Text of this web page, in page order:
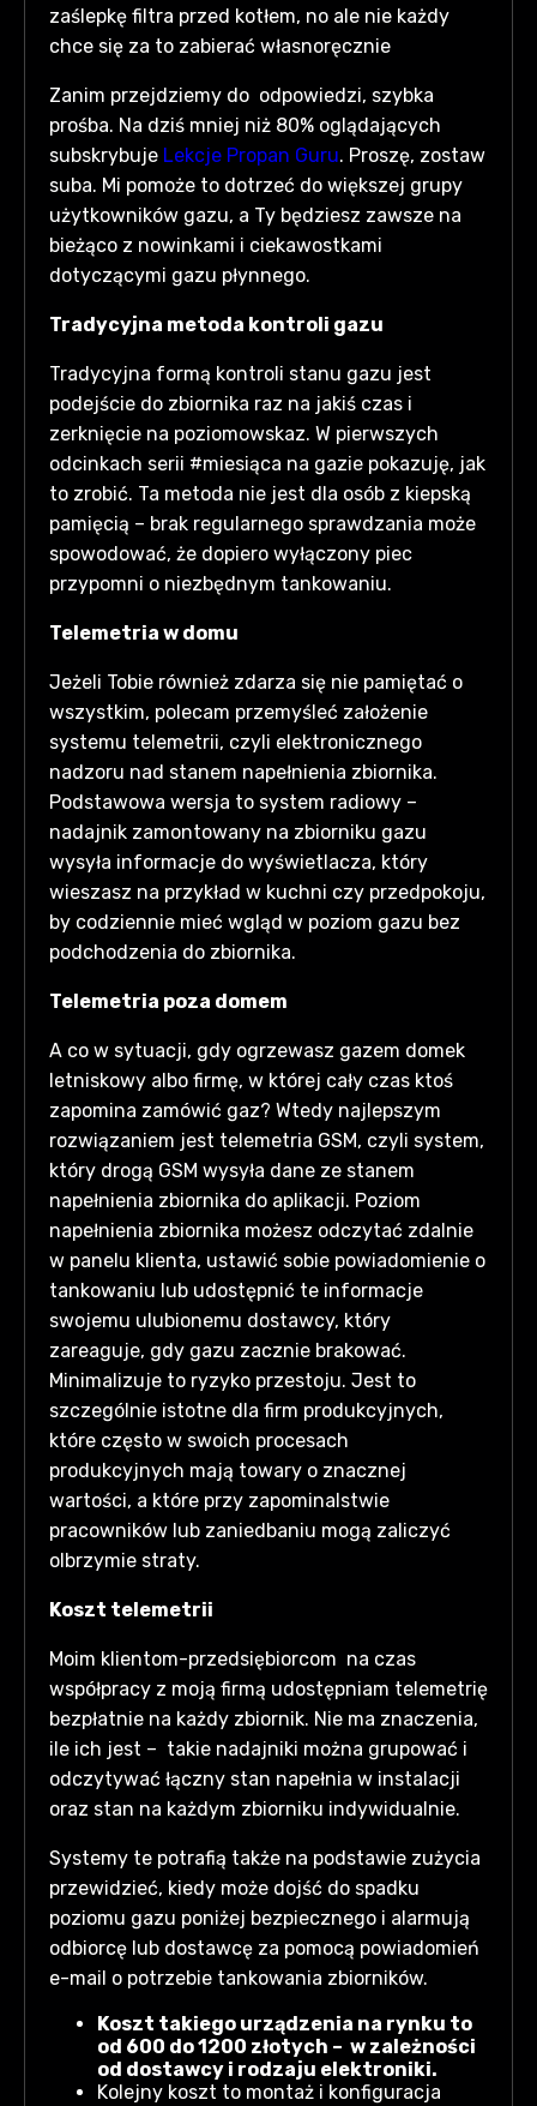
zaślepkę filtra przed kotłem, no ale nie każdy
chce się za to zabierać własnoręcznie
Zanim przejdziemy do odpowiedzi, szybka
prośba. Na dziś mniej niż 80% oglądających
subskrybuje Lekcje Propan Guru. Proszę, zostaw
suba. Mi pomoże to dotrzeć do większej grupy
użytkowników gazu, a Ty będziesz zawsze na
bieżąco z nowinkami i ciekawostkami
dotyczącymi gazu płynnego.
Tradycyjna metoda kontroli gazu
Tradycyjna formą kontroli stanu gazu jest
podejście do zbiornika raz na jakiś czas i
zerknięcie na poziomowskaz. W pierwszych
odcinkach serii #miesiąca na gazie pokazuję, jak
to zrobić. Ta metoda nie jest dla osób z kiepską
pamięcią – brak regularnego sprawdzania może
spowodować, że dopiero wyłączony piec
przypomni o niezbędnym tankowaniu.
Telemetria w domu
Jeżeli Tobie również zdarza się nie pamiętać o
wszystkim, polecam przemyśleć założenie
systemu telemetrii, czyli elektronicznego
nadzoru nad stanem napełnienia zbiornika.
Podstawowa wersja to system radiowy –
nadajnik zamontowany na zbiorniku gazu
wysyła informacje do wyświetlacza, który
wieszasz na przykład w kuchni czy przedpokoju,
by codziennie mieć wgląd w poziom gazu bez
podchodzenia do zbiornika.
Telemetria poza domem
A co w sytuacji, gdy ogrzewasz gazem domek
letniskowy albo firmę, w której cały czas ktoś
zapomina zamówić gaz? Wtedy najlepszym
rozwiązaniem jest telemetria GSM, czyli system,
który drogą GSM wysyła dane ze stanem
napełnienia zbiornika do aplikacji. Poziom
napełnienia zbiornika możesz odczytać zdalnie
w panelu klienta, ustawić sobie powiadomienie o
tankowaniu lub udostępnić te informacje
swojemu ulubionemu dostawcy, który
zareaguje, gdy gazu zacznie brakować.
Minimalizuje to ryzyko przestoju. Jest to
szczególnie istotne dla firm produkcyjnych,
które często w swoich procesach
produkcyjnych mają towary o znacznej
wartości, a które przy zapominalstwie
pracowników lub zaniedbaniu mogą zaliczyć
olbrzymie straty.
Koszt telemetrii
Moim klientom-przedsiębiorcom na czas
współpracy z moją firmą udostępniam telemetrię
bezpłatnie na każdy zbiornik. Nie ma znaczenia,
ile ich jest – takie nadajniki można grupować i
odczytywać łączny stan napełnia w instalacji
oraz stan na każdym zbiorniku indywidualnie.
Systemy te potrafią także na podstawie zużycia
przewidzieć, kiedy może dojść do spadku
poziomu gazu poniżej bezpiecznego i alarmują
odbiorcę lub dostawcę za pomocą powiadomień
e-mail o potrzebie tankowania zbiorników.
Koszt takiego urządzenia na rynku to
od 600 do 1200 złotych – w zależności
od dostawcy i rodzaju elektroniki.
Kolejny koszt to montaż i konfiguracja